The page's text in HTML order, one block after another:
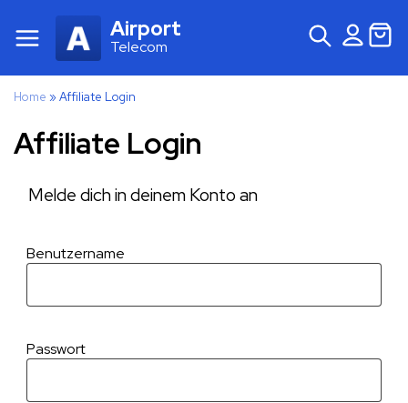
Airport
Telecom
Home »Affiliate Login
Affiliate Login
Melde dich in deinem Konto an
Benutzername
Passwort